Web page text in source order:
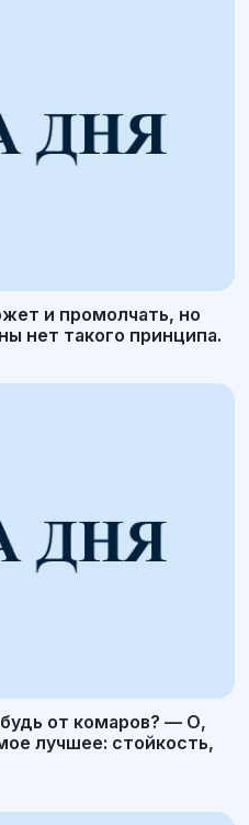
и промолчать, но
нет такого принципа.
от комаров? — О,
лучшее: стойкость,